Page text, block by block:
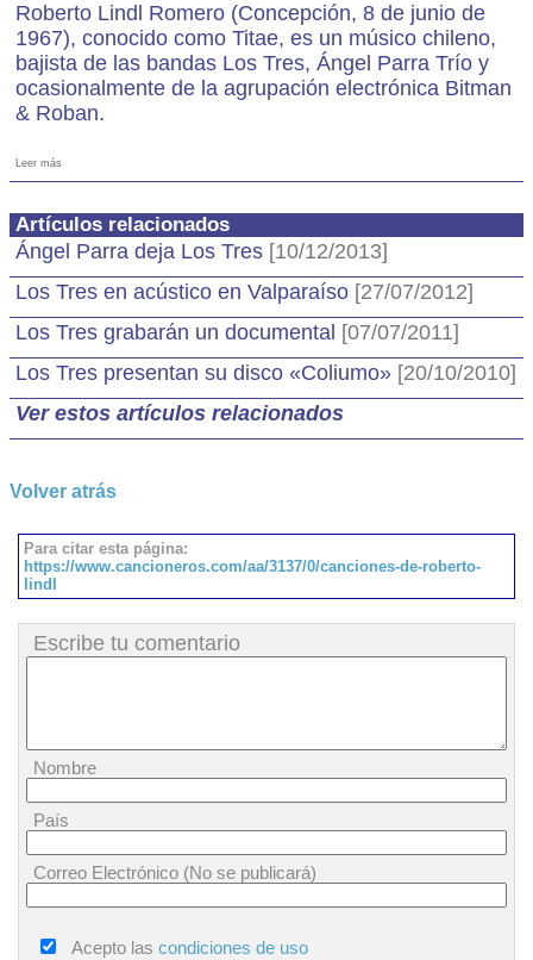
Roberto Lindl Romero (Concepción, 8 de junio de
1967), conocido como Titae, es un músico chileno,
bajista de las bandas Los Tres, Ángel Parra Trío y
ocasionalmente de la agrupación electrónica Bitman
& Roban.
Leer más
Artículos relacionados
Ángel Parra deja Los Tres [10/12/2013]
Los Tres en acústico en Valparaíso [27/07/2012]
Los Tres grabarán un documental [07/07/2011]
Los Tres presentan su disco «Coliumo» [20/10/2010]
Ver estos artículos relacionados
Volver atrás
Para citar esta página:
https://www.cancioneros.com/aa/3137/0/canciones-de-roberto-
lindl
Escribe tu comentario
Nombre
País
Correo Electrónico (No se publicará)
Acepto las condiciones de uso